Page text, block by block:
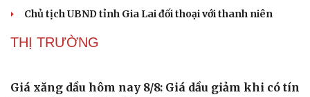
Chủ tịch UBND tỉnh Gia Lai đối thoại với thanh niên
THỊ TRƯỜNG